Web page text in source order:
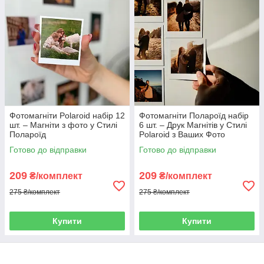
Створити унікальні подарунки
Шукаєте ідею подарунка? Магніт з фотографією —
це завжди доречний, персоналізований і
недорогий варіант. Такий набір можна
подарувати друзям, родичам або
використовувати як сувенір після події. Фото
магніти – це спогади, які завжди з вами.
Які переваги мають
аксесуари нашого
виробництва?
Фотомагніти Polaroid набір 12
шт. – Магніти з фото у Стилі
Полароїд
Готово до відправки
209 ₴/комплект
275 ₴/комплект
Купити
Фотомагніти Полароїд набір
6 шт. – Друк Магнітів у Стилі
Polaroid з Ваших Фото
Готово до відправки
209 ₴/комплект
275 ₴/комплект
Купити